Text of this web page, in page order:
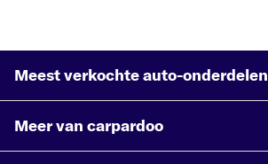
Meest verkochte auto-onderdelen
Meer van carpardoo